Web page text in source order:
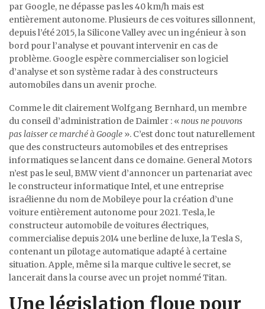
par Google, ne dépasse pas les 40 km/h mais est
entièrement autonome. Plusieurs de ces voitures sillonnent,
depuis l’été 2015, la Silicone Valley avec un ingénieur à son
bord pour l’analyse et pouvant intervenir en cas de
problème. Google espère commercialiser son logiciel
d’analyse et son système radar à des constructeurs
automobiles dans un avenir proche.
Comme le dit clairement Wolfgang Bernhard, un membre
du conseil d’administration de Daimler : « nous ne pouvons
pas laisser ce marché à Google ». C’est donc tout naturellement
que des constructeurs automobiles et des entreprises
informatiques se lancent dans ce domaine. General Motors
n’est pas le seul, BMW vient d’annoncer un partenariat avec
le constructeur informatique Intel, et une entreprise
israélienne du nom de Mobileye pour la création d’une
voiture entièrement autonome pour 2021. Tesla, le
constructeur automobile de voitures électriques,
commercialise depuis 2014 une berline de luxe, la Tesla S,
contenant un pilotage automatique adapté à certaine
situation. Apple, même si la marque cultive le secret, se
lancerait dans la course avec un projet nommé Titan.
Une législation floue pour